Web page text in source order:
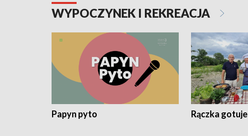
WYPOCZYNEK I REKREACJA
Papyn pyto Rączka gotuje